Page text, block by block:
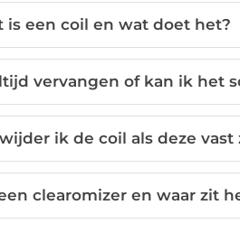
is een coil en wat doet het?
vervangen of kan ik het
ik de coil als deze vast
clearomizer en waar zit